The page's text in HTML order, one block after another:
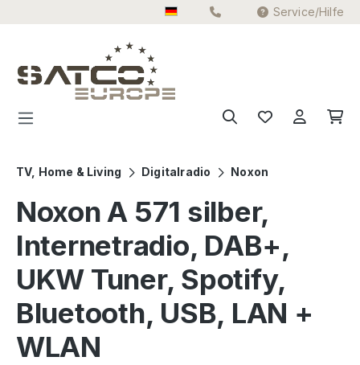
Zum Hauptinhalt springen Service/Hilfe
TV, Home & Living Digitalradio Noxon
Noxon A 571 silber,
Internetradio, DAB+,
UKW Tuner, Spotify,
Bluetooth, USB, LAN +
WLAN